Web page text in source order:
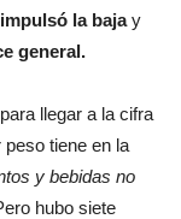
la bajay
general.
llegar a la cifra
tiene en la
y bebidas no
hubo siete